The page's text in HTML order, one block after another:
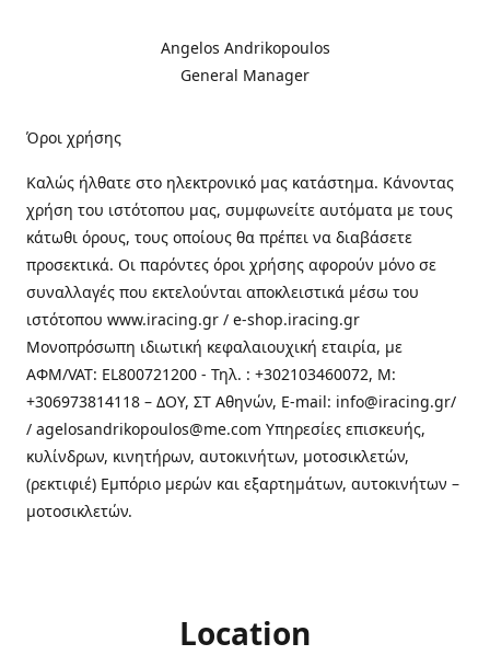
Angelos Andrikopoulos
General Manager
Όροι χρήσης
Καλώς ήλθατε στo ηλεκτρονικό μας κατάστημα. Κάνοντας
χρήση του ιστότοπου μας, συμφωνείτε αυτόματα με τους
κάτωθι όρους, τους οποίους θα πρέπει να διαβάσετε
προσεκτικά. Οι παρόντες όροι χρήσης αφορούν μόνο σε
συναλλαγές που εκτελούνται αποκλειστικά μέσω του
ιστότοπου www.iracing.gr / e-shop.iracing.gr
Μονοπρόσωπη ιδιωτική κεφαλαιουχική εταιρία, με
ΑΦΜ/VAT: EL800721200 - Τηλ. : +302103460072, M:
+306973814118 – ΔΟΥ, ΣΤ Αθηνών, E-mail: info@iracing.gr/
/ agelosandrikopoulos@me.com Υπηρεσίες επισκευής,
κυλίνδρων, κινητήρων, αυτοκινήτων, μοτοσικλετών,
(ρεκτιφιέ) Εμπόριο μερών και εξαρτημάτων, αυτοκινήτων –
μοτοσικλετών.
Location